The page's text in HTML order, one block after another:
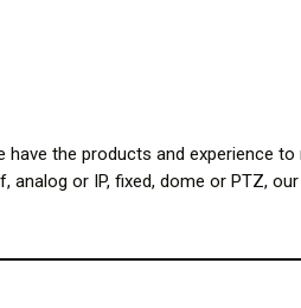
the products and experience
or IP, fixed, dome or PTZ,